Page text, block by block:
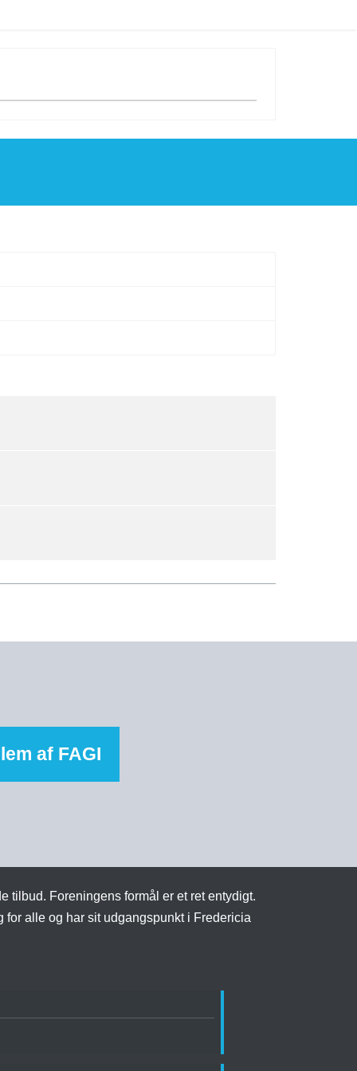
af FAGI
Foreningens formål er et ret entydigt.
alle og har sit udgangspunkt i Fredericia